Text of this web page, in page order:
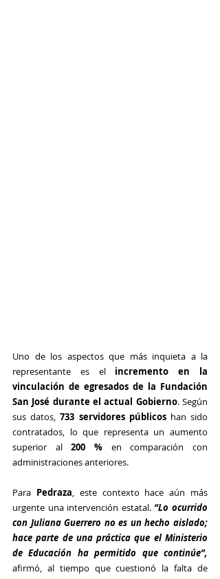
Uno de los aspectos que más inquieta a la
representante es el incremento en la
vinculación de egresados de la Fundación
San José durante el actual Gobierno. Según
sus datos, 733 servidores públicos han sido
contratados, lo que representa un aumento
superior al 200 % en comparación con
administraciones anteriores.
Para Pedraza, este contexto hace aún más
urgente una intervención estatal. “Lo ocurrido
con Juliana Guerrero no es un hecho aislado;
hace parte de una práctica que el Ministerio
afirmó, al tiempo que cuestionó la falta de